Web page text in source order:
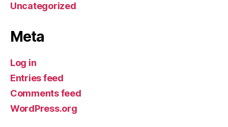
Uncategorized
Meta
Log in
Entries feed
Comments feed
WordPress.org